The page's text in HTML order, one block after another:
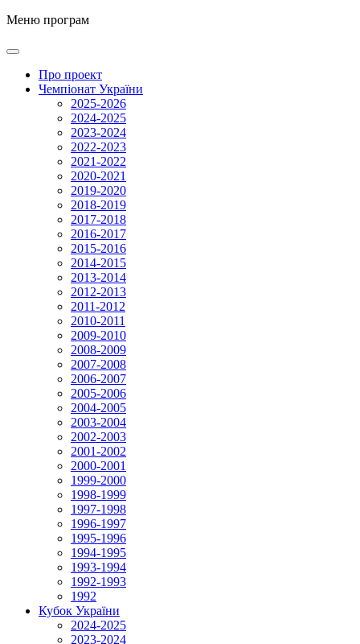
Меню програм
Про проект
Чемпіонат України
2025-2026
2024-2025
2023-2024
2022-2023
2021-2022
2020-2021
2019-2020
2018-2019
2017-2018
2016-2017
2015-2016
2014-2015
2013-2014
2012-2013
2011-2012
2010-2011
2009-2010
2008-2009
2007-2008
2006-2007
2005-2006
2004-2005
2003-2004
2002-2003
2001-2002
2000-2001
1999-2000
1998-1999
1997-1998
1996-1997
1995-1996
1994-1995
1993-1994
1992-1993
1992
Кубок України
2024-2025
2023-2024